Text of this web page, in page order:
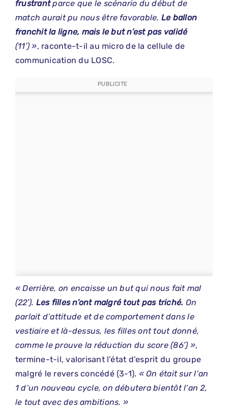
frustrantparce que le scénario du début de
match aurait pu nous être favorable. Le ballon
franchit la ligne, mais le but n’est pas validé
(11′) », raconte-t-il au micro de la cellule de
communication du LOSC.
PUBLICITE
« Derrière, on encaisse un but qui nous fait mal
(22′). Les filles n’ont malgré tout pas triché. On
parlait d’attitude et de comportement dans le
vestiaire et là-dessus, les filles ont tout donné,
comme le prouve la réduction du score (86′) »,
termine-t-il, valorisant l’état d’esprit du groupe
malgré le revers concédé (3-1). « On était sur l’an
1 d’un nouveau cycle, on débutera bientôt l’an 2,
le tout avec des ambitions. »